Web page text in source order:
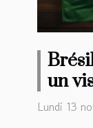
un
Lundi 13